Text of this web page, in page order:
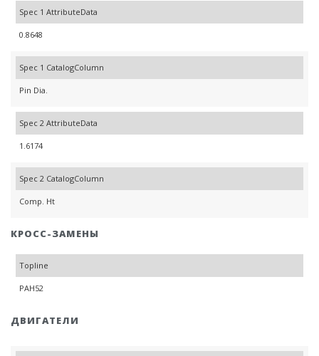
Spec 1 AttributeData
0.8648
Spec 1 CatalogColumn
Pin Dia.
Spec 2 AttributeData
1.6174
Spec 2 CatalogColumn
Comp. Ht
КРОСС-ЗАМЕНЫ
Topline
PAH52
ДВИГАТЕЛИ